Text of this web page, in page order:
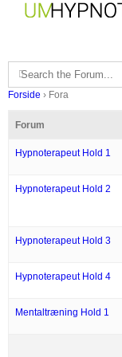
Forside › Fora
Forum
Hypnoterapeut Hold 1
Hypnoterapeut Hold 2
Hypnoterapeut Hold 3
Hypnoterapeut Hold 4
Mentaltræning Hold 1